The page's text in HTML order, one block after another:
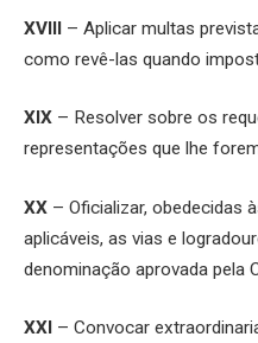
XVIII – Aplicar multas
como revê-las quando
XIX – Resolver sobre os
representações que lhe
XX – Oficializar, obedecidas
aplicáveis, as vias e
denominação aprovada pela
XXI – Convocar